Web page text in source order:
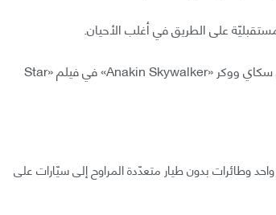
على الطريق في أغلب الأحيان.
السّيّارات هي عبارة عن طائرات صغيرة كتلك التي استخدمها آنكين سكاي ووكر «Anakin Skywalker» في فيلم «Star
وطائرات بدون طيار متعدّدة المراوح إلى سيّارات على